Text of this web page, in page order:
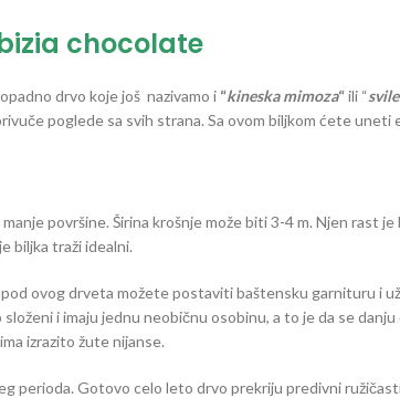
chocolate
drvo koje još nazivamo i “kineska mimoza“ili “
poglede sa svih strana. Sa ovom biljkom ćete uneti
površine. Širina krošnje može biti 3-4 m. Njen rast
biljka traži idealni.
ovog drveta možete postaviti baštensku garnituru i
i imaju jednu neobičnu osobinu, a to je da se
izrazito žute nijanse.
perioda. Gotovo celo leto drvo prekriju predivni